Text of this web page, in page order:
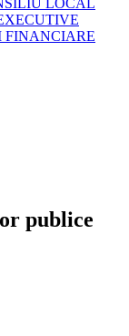
FINANCIARE
publice